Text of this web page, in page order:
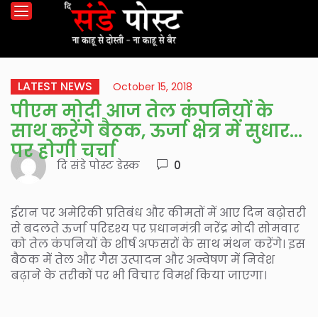
LATEST NEWS October 15, 2018
पीएम मोदी आज तेल कंपनियों के
साथ करेंगे बैठक, ऊर्जा क्षेत्र में सुधार
पर होगी चर्चा
दि संडे पोस्ट डेस्क 0
ईरान पर अमेरिकी प्रतिबंध और कीमतों में आए दिन बढ़ोत्तरी
से बदलते ऊर्जा परिदृश्य पर प्रधानमंत्री नरेंद्र मोदी सोमवार
को तेल कंपनियों के शीर्ष अफसरों के साथ मंथन करेंगे। इस
बैठक में तेल और गैस उत्पादन और अन्वेषण में निवेश
बढ़ाने के तरीकों पर भी विचार विमर्श किया जाएगा।